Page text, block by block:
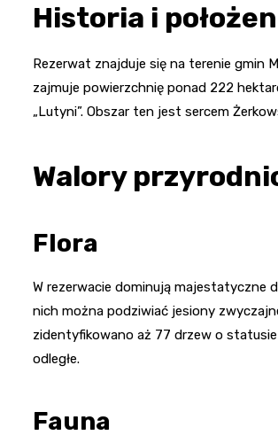
Historia i
Rezerwat znajduje się na terenie gmin
zajmuje powierzchnię ponad 222
„Lutyni”. Obszar ten jest sercem
Walory
Flora
W rezerwacie dominują majestatyczne
nich można podziwiać jesiony
zidentyfikowano aż 77 drzew o
odległe.
Fauna